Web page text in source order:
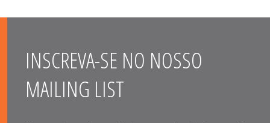
INSCREVA-SE NO NOSSO
MAILING LIST